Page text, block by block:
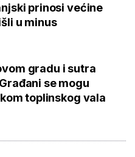
prinosi većine
u minus
gradu i sutra
se mogu
toplinskog vala